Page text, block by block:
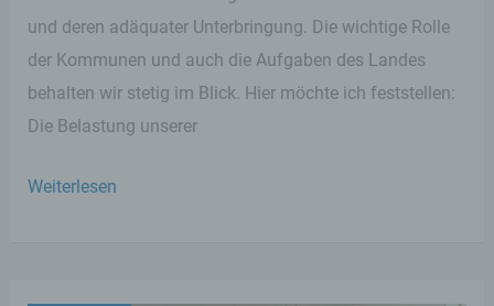
und deren adäquater Unterbringung. Die wichtige Rolle
der Kommunen und auch die Aufgaben des Landes
behalten wir stetig im Blick. Hier möchte ich feststellen:
Die Belastung unserer
56.
Weiterlesen